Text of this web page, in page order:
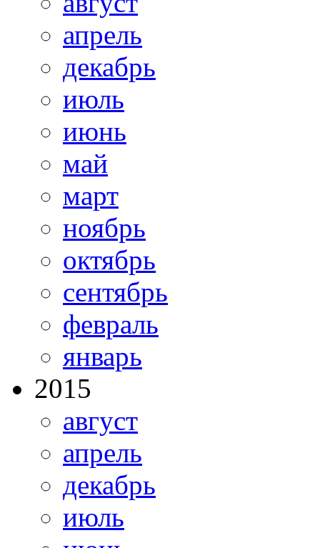
апрель
декабрь
июль
июнь
май
март
ноябрь
октябрь
сентябрь
февраль
январь
2015
август
апрель
декабрь
июль